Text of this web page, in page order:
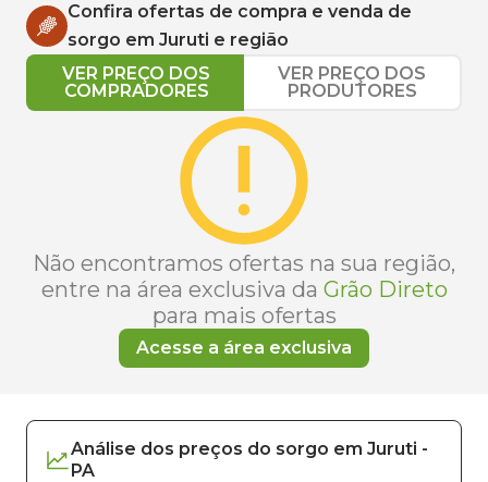
Confira ofertas de compra e venda de
sorgo em Juruti e região
VER PREÇO DOS
COMPRADORES
VER PREÇO DOS
PRODUTORES
Não encontramos ofertas na sua região,
entre na área exclusiva da Grão Direto
para mais ofertas
Acesse a área exclusiva
Análise dos preços do sorgo em Juruti -
PA